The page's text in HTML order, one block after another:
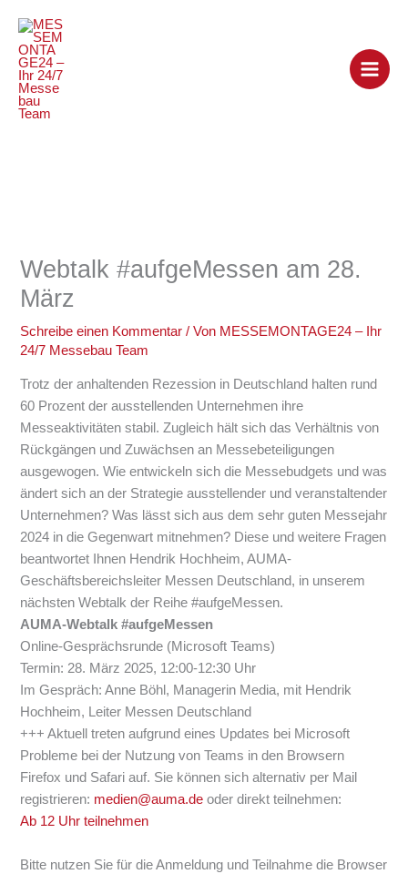
Inhalt
springen
Webtalk #aufgeMessen am 28.
März
Schreibe einen Kommentar / Von MESSEMONTAGE24 – Ihr
24/7 Messebau Team
Trotz der anhaltenden Rezession in Deutschland halten rund
60 Prozent der ausstellenden Unternehmen ihre
Messeaktivitäten stabil. Zugleich hält sich das Verhältnis von
Rückgängen und Zuwächsen an Messebeteiligungen
ausgewogen. Wie entwickeln sich die Messebudgets und was
ändert sich an der Strategie ausstellender und veranstaltender
Unternehmen? Was lässt sich aus dem sehr guten Messejahr
2024 in die Gegenwart mitnehmen? Diese und weitere Fragen
beantwortet Ihnen Hendrik Hochheim, AUMA-
Geschäftsbereichsleiter Messen Deutschland, in unserem
nächsten Webtalk der Reihe #aufgeMessen.
AUMA-Webtalk #aufgeMessen
Online-Gesprächsrunde (Microsoft Teams)
Termin: 28. März 2025, 12:00-12:30 Uhr
Im Gespräch: Anne Böhl, Managerin Media, mit Hendrik
Hochheim, Leiter Messen Deutschland
+++ Aktuell treten aufgrund eines Updates bei Microsoft
Probleme bei der Nutzung von Teams in den Browsern
Firefox und Safari auf. Sie können sich alternativ per Mail
registrieren: medien@auma.deoder direkt teilnehmen:
Ab 12 Uhr teilnehmen
Bitte nutzen Sie für die Anmeldung und Teilnahme die Browser